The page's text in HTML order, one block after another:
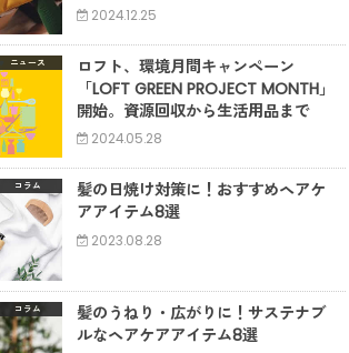
2024.12.25
ニュース
ロフト、環境月間キャンペーン
「LOFT GREEN PROJECT MONTH」
開始。資源回収から生活用品まで
2024.05.28
コラム
髪の日焼け対策に！おすすめヘアケ
アアイテム8選
2023.08.28
コラム
髪のうねり・広がりに！サステナブ
ルなヘアケアアイテム8選